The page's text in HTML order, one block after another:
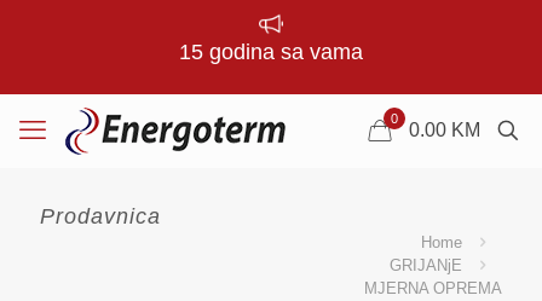
15 godina sa vama
0
0.00 KM
Prodavnica
Home
GRIJANjE
MJERNA OPREMA